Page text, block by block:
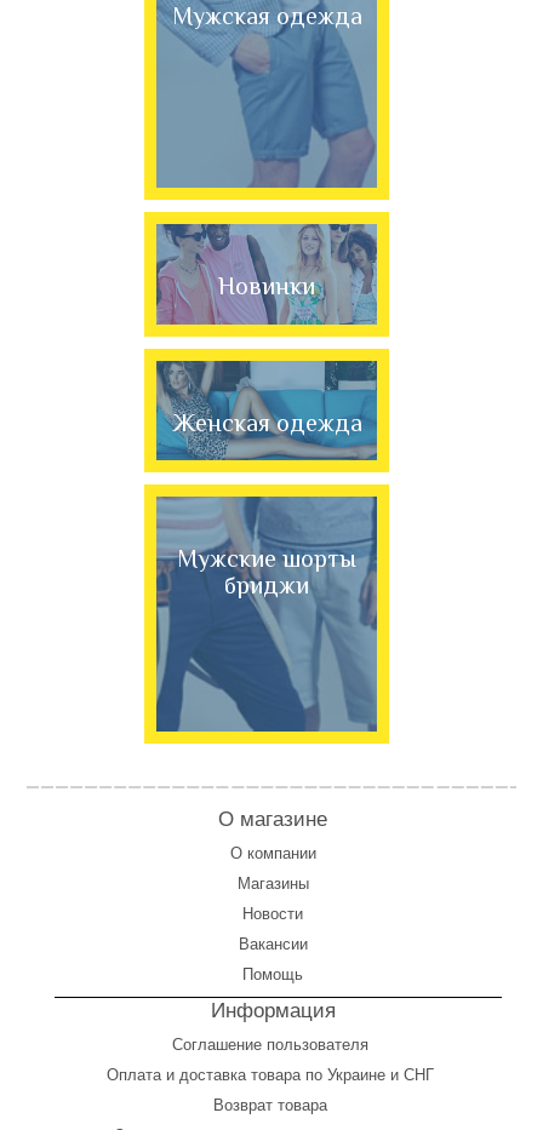
Мужская одежда
Новинки
Женская одежда
Мужские шорты
бриджи
О магазине
О компании
Магазины
Новости
Вакансии
Помощь
Информация
Соглашение пользователя
Оплата и доставка товара по Украине и СНГ
Возврат товара